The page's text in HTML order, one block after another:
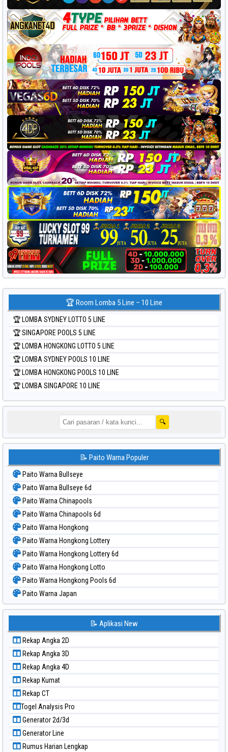
🏆 Room Lomba 5 Line – 10 Line
🏆 LOMBA SYDNEY LOTTO 5 LINE
🏆 SINGAPORE POOLS 5 LINE
🏆 LOMBA HONGKONG LOTTO 5 LINE
🏆 LOMBA SYDNEY POOLS 10 LINE
🏆 LOMBA HONGKONG POOLS 10 LINE
🏆 LOMBA SINGAPORE 10 LINE
🔍
📝 Paito Warna Populer
Paito Warna Bullseye
Paito Warna Bullseye 6d
Paito Warna Chinapools
Paito Warna Chinapools 6d
Paito Warna Hongkong
Paito Warna Hongkong Lottery
Paito Warna Hongkong Lottery 6d
Paito Warna Hongkong Lotto
Paito Warna Hongkong Pools 6d
Paito Warna Japan
Paito Warna Japan 6d
Paito Warna Kuda Lari
Paito Warna Magnum Cambodia
Paito Warna Nagoya
Paito Warna New York Midday
Paito Warna North Carolina Day
Paito Warna Pcso
Paito Warna Pennsylvania Day
Paito Warna Sao Paulo
Paito Warna Singapore
📝 Aplikasi New
Rekap Angka 2D
Rekap Angka 3D
Rekap Angka 4D
Rekap Kumat
Rekap CT
Togel Analysis Pro
Generator 2d/3d
Generator Line
Rumus Harian Lengkap